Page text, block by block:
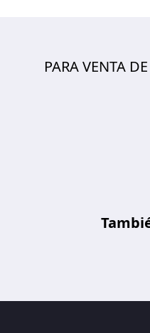
PARA VENTA